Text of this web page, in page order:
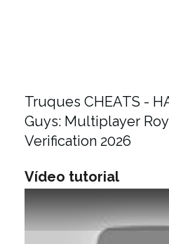
Truques CHEATS -
Guys: Multiplayer
Verification 2026
Vídeo tutorial